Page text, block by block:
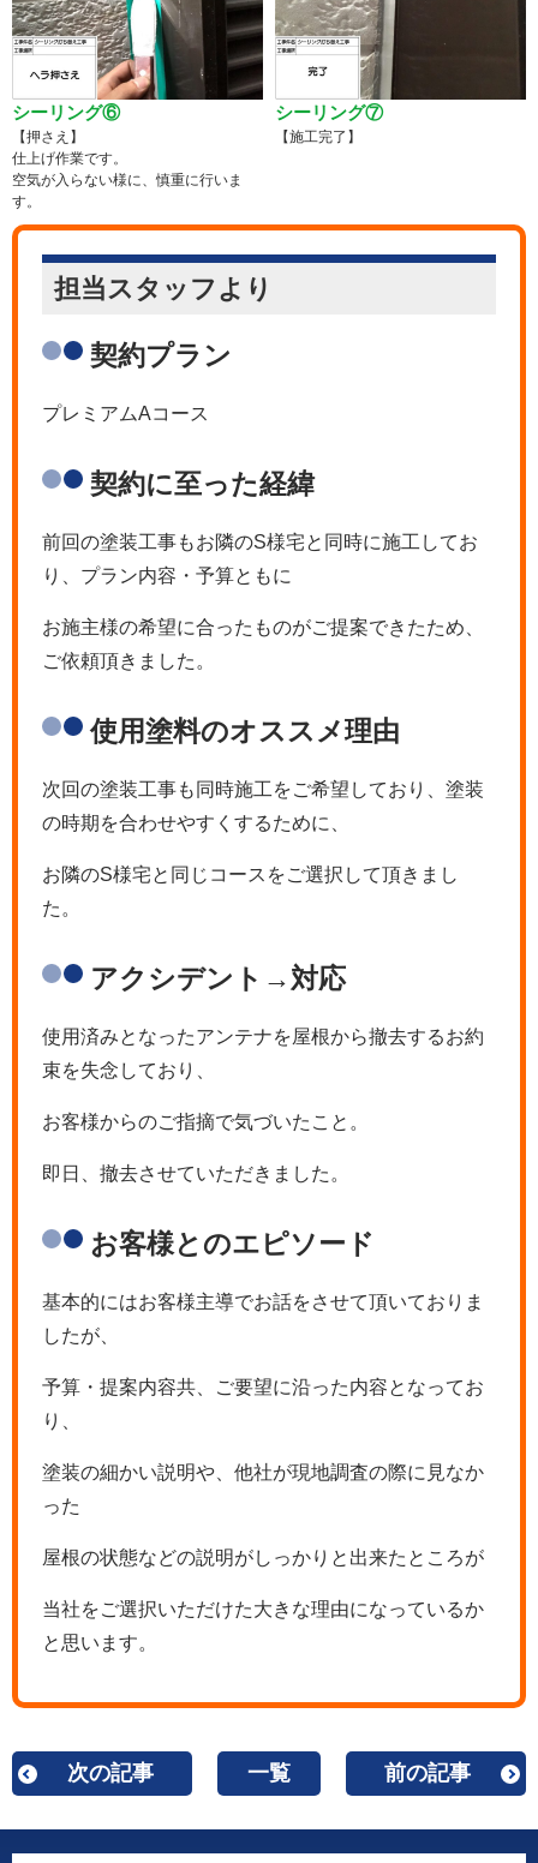
シーリング⑥
【押さえ】
仕上げ作業です。
空気が入らない様に、慎重に行いま
す。
シーリング⑦
【施工完了】
担当スタッフより
契約プラン
プレミアムAコース
契約に至った経緯
前回の塗装工事もお隣のS様宅と同時に施工してお
り、プラン内容・予算ともに
お施主様の希望に合ったものがご提案できたため、
ご依頼頂きました。
使用塗料のオススメ理由
次回の塗装工事も同時施工をご希望しており、塗装
の時期を合わせやすくするために、
お隣のS様宅と同じコースをご選択して頂きまし
た。
アクシデント→対応
使用済みとなったアンテナを屋根から撤去するお約
束を失念しており、
お客様からのご指摘で気づいたこと。
即日、撤去させていただきました。
お客様とのエピソード
基本的にはお客様主導でお話をさせて頂いておりま
したが、
予算・提案内容共、ご要望に沿った内容となってお
り、
塗装の細かい説明や、他社が現地調査の際に見なか
った
屋根の状態などの説明がしっかりと出来たところが
当社をご選択いただけた大きな理由になっているか
と思います。
次の記事 一覧 前の記事